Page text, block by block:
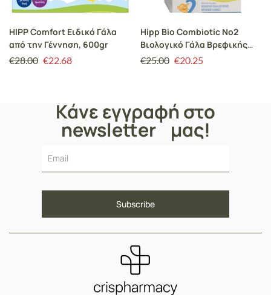
HIPP Comfort Ειδικό Γάλα
από την Γέννηση, 600gr
€28.00 €22.68
Hipp Bio Combiotic No2
Βιολογικό Γάλα Βρεφικής
Ηλικίας Χωρίς Άμυλο Μετά
€25.00 €20.25
Κάνε εγγραφή στο
newsletter μας!